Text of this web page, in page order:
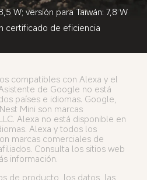
W; versión para Taiwán: 7,8 W
certificado de eficiencia
compatibles con Alexa y el
de Google no está
países e idiomas. Google,
Mini son marcas
Alexa no está disponible en
Alexa y todos los
marcas comerciales de
Consulta los sitios web
información.
de producto, los datos, las